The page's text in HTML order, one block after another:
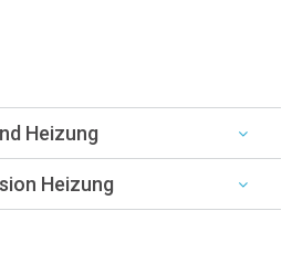
Heizung
Heizung